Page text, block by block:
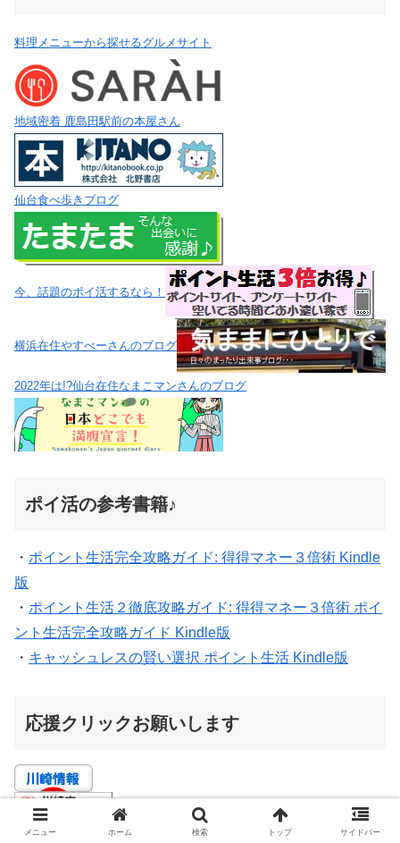
料理メニューから探せるグルメサイト
地域密着 鹿島田駅前の本屋さん
仙台食べ歩きブログ
今、話題のポイ活するなら！
横浜在住やすべーさんのブログ
2022年は!?仙台在住なまこマンさんのブログ
ポイ活の参考書籍♪
・ ポイント生活完全攻略ガイド: 得得マネー３倍術 Kindle
版
・ ポイント生活２徹底攻略ガイド: 得得マネー３倍術 ポイ
ント生活完全攻略ガイド Kindle版
・ キャッシュレスの賢い選択 ポイント生活 Kindle版
応援クリックお願いします
メニュー ホーム 検索 トップ サイドバー